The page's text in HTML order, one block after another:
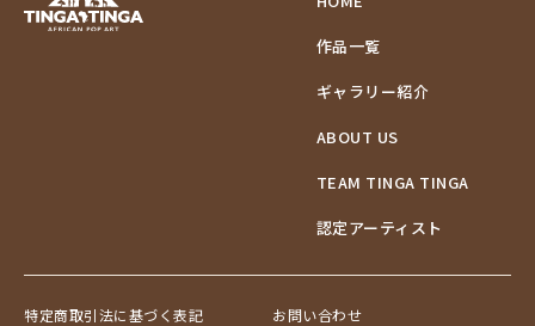
作品一覧
ギャラリー紹介
ABOUT US
TEAM TINGA TINGA
認定アーティスト
特定商取引法に基づく表記
お問い合わせ